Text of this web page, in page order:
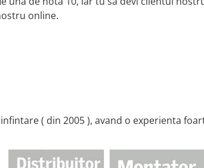
online.
( din 2005 ), avand o experienta